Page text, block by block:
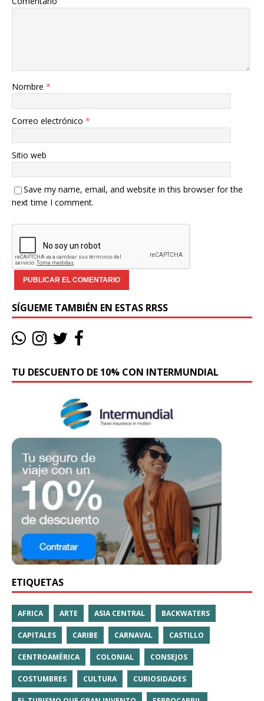
Nombre *
Correo electrónico *
Sitio web
Save my name, email, and website in this browser for the
next time I comment.
SÍGUEME TAMBIÉN EN ESTAS RRSS
TU DESCUENTO DE 10% CON INTERMUNDIAL
ETIQUETAS
AFRICA ARTE ASIA CENTRAL BACKWATERS
CAPITALES CARIBE CARNAVAL CASTILLO
CENTROAMÉRICA COLONIAL CONSEJOS
COSTUMBRES CULTURA CURIOSIDADES